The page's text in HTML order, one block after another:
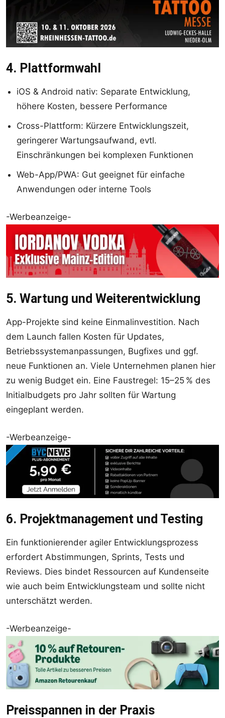
4. Plattformwahl
iOS & Android nativ: Separate Entwicklung,
höhere Kosten, bessere Performance
Cross-Plattform: Kürzere Entwicklungszeit,
geringerer Wartungsaufwand, evtl.
Einschränkungen bei komplexen Funktionen
Web-App/PWA: Gut geeignet für einfache
Anwendungen oder interne Tools
-Werbeanzeige-
5. Wartung und Weiterentwicklung
App-Projekte sind keine Einmalinvestition. Nach
dem Launch fallen Kosten für Updates,
Betriebssystemanpassungen, Bugfixes und ggf.
neue Funktionen an. Viele Unternehmen planen hier
zu wenig Budget ein. Eine Faustregel: 15–25 % des
Initialbudgets pro Jahr sollten für Wartung
eingeplant werden.
-Werbeanzeige-
6. Projektmanagement und Testing
Ein funktionierender agiler Entwicklungsprozess
erfordert Abstimmungen, Sprints, Tests und
Reviews. Dies bindet Ressourcen auf Kundenseite
wie auch beim Entwicklungsteam und sollte nicht
unterschätzt werden.
-Werbeanzeige-
Preisspannen in der Praxis